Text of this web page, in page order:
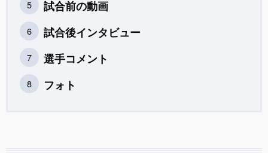
試合前の動画
試合後インタビュー
選手コメント
フォト